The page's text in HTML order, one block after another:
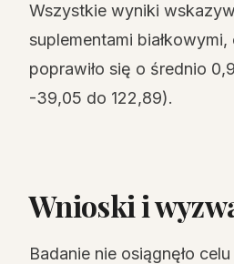
Wszystkie wyniki
suplementami
poprawiło się o średnio
-39,05 do 122,89).
Wnioski i
Badanie nie osiągnęło